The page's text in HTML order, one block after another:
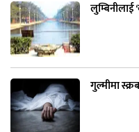
लुम्बिनीलाई
गुल्मीमा